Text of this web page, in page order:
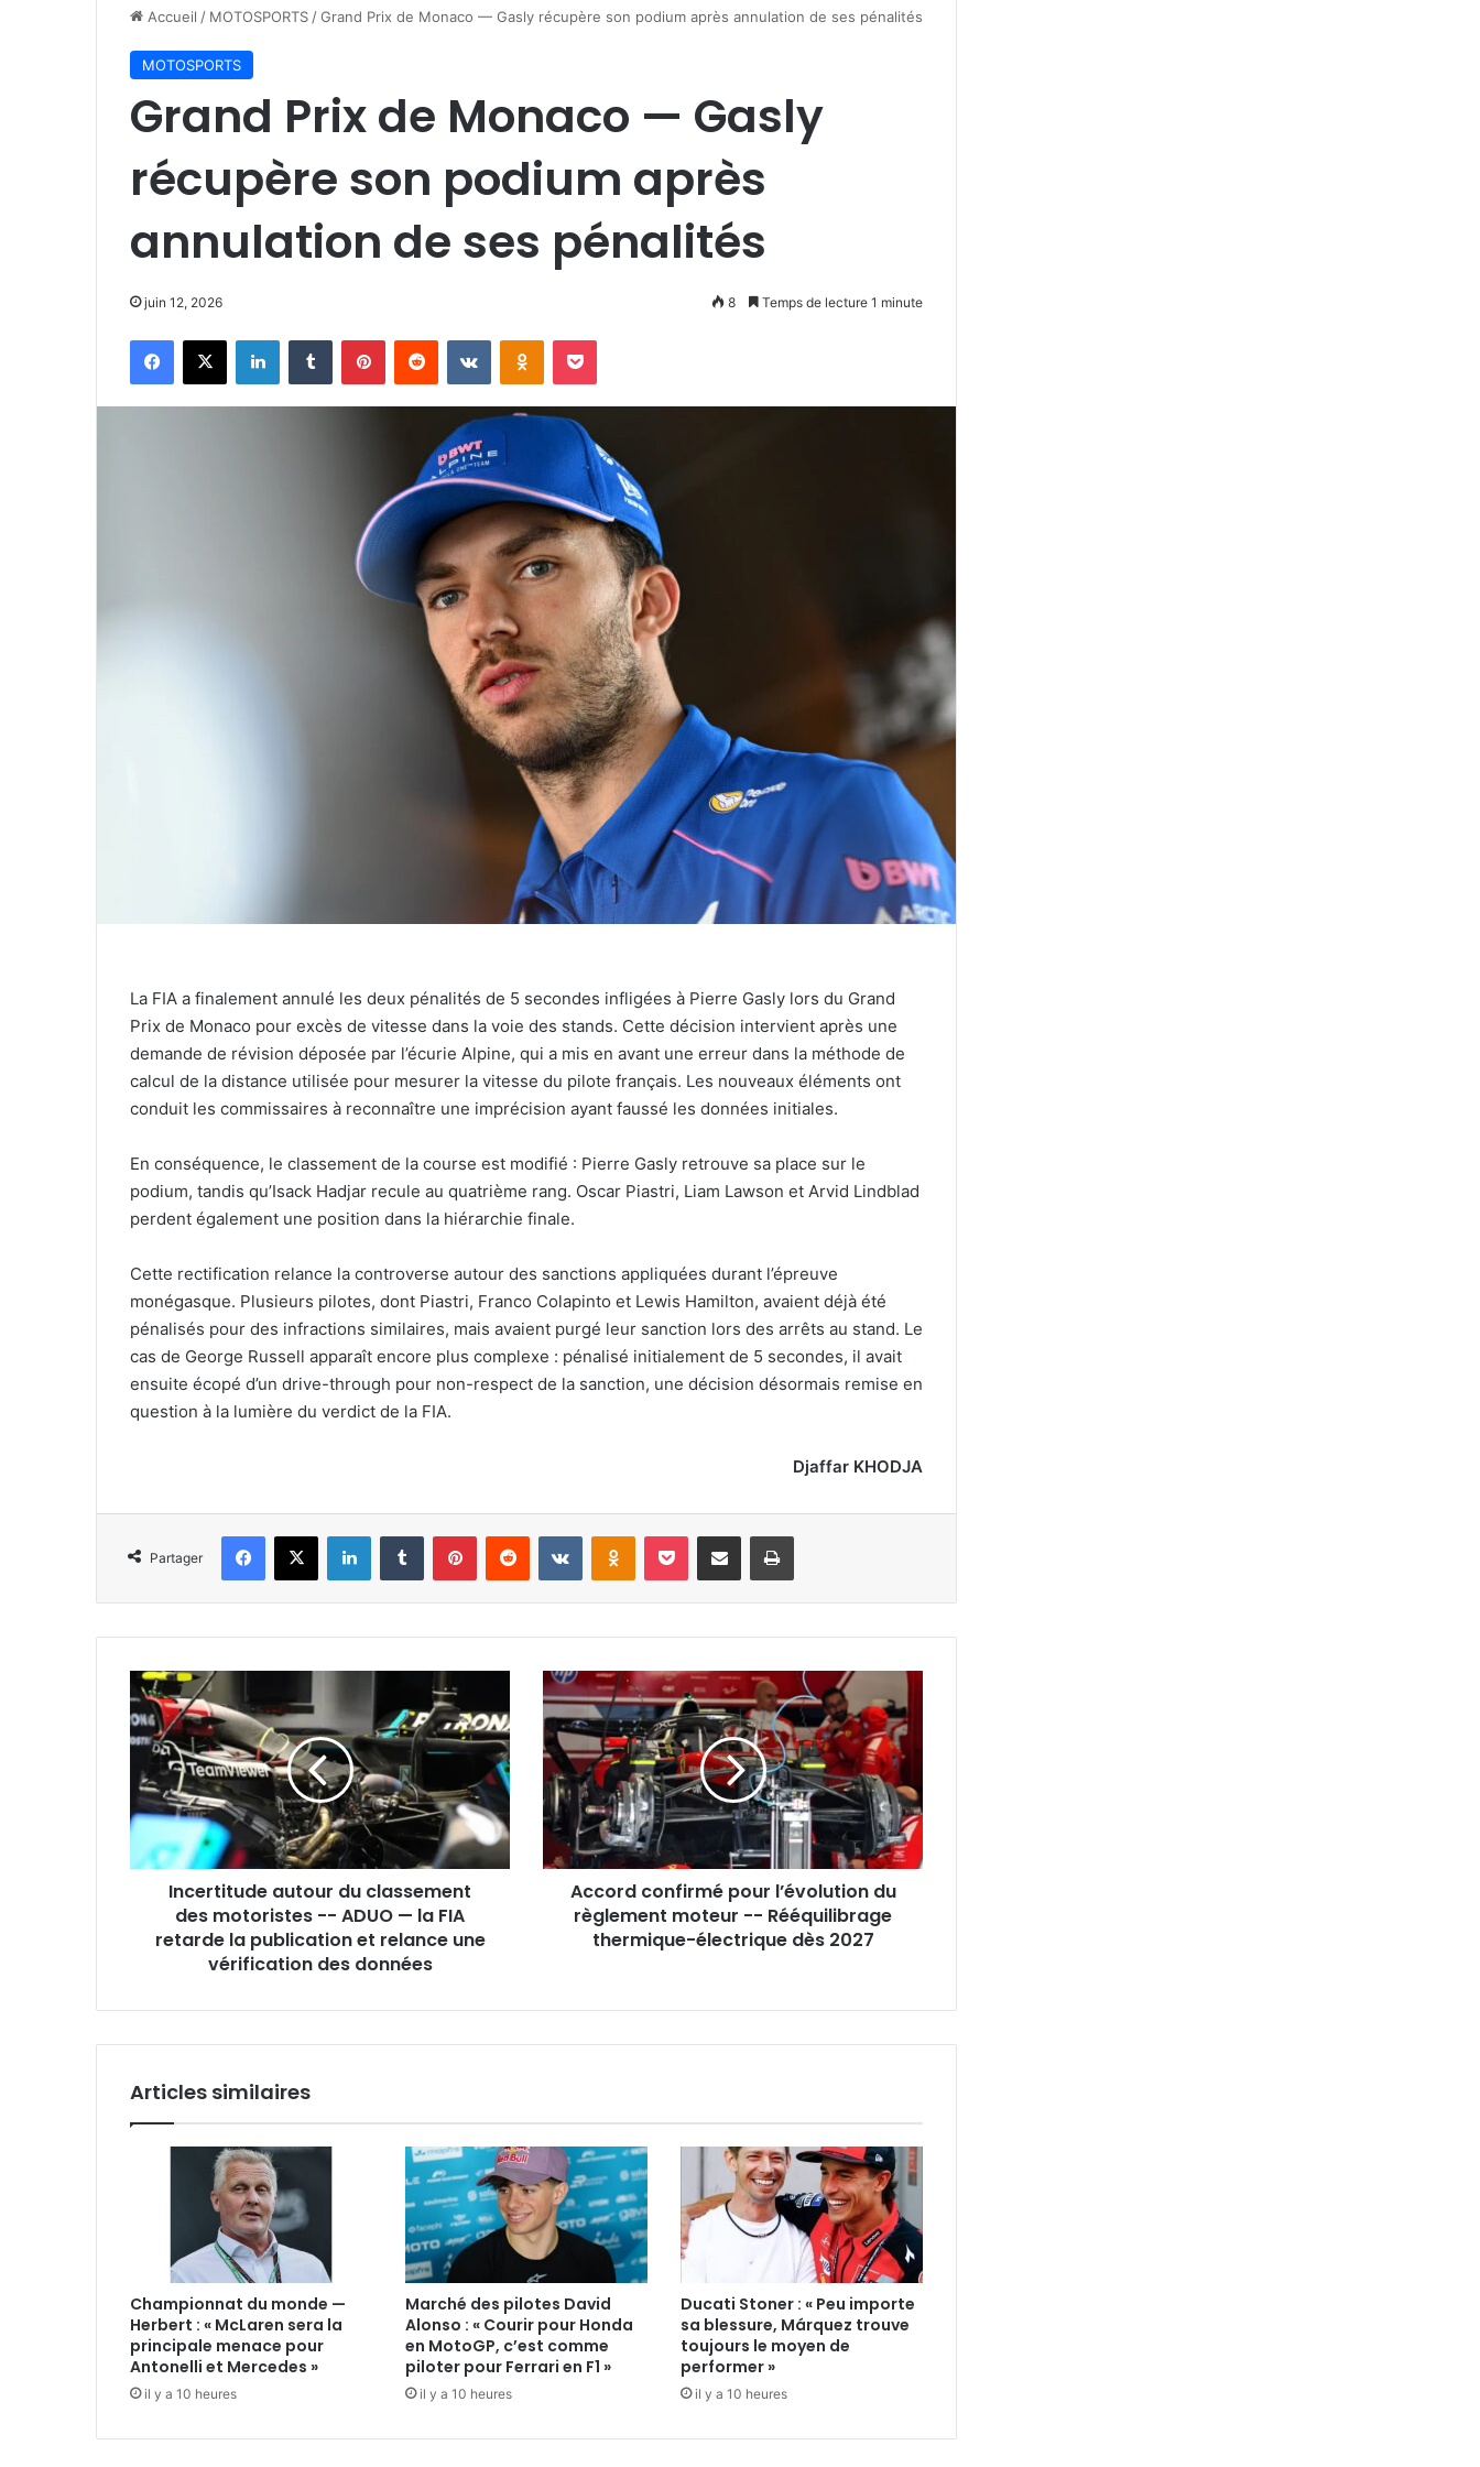
Accueil / MOTOSPORTS /Grand Prix de Monaco — Gasly récupère son podium après annulation de ses pénalités
MOTOSPORTS
Grand Prix de Monaco — Gasly
récupère son podium après
annulation de ses pénalités
juin 12, 2026 8 Temps de lecture 1 minute
Facebook
X LinkedinTumblr PinterestReddit VKontakteOdnoklassniki
Pocket
La FIA a finalement annulé les deux pénalités de 5 secondes infligées à Pierre Gasly lors du Grand
Prix de Monaco pour excès de vitesse dans la voie des stands. Cette décision intervient après une
demande de révision déposée par l’écurie Alpine, qui a mis en avant une erreur dans la méthode de
calcul de la distance utilisée pour mesurer la vitesse du pilote français. Les nouveaux éléments ont
conduit les commissaires à reconnaître une imprécision ayant faussé les données initiales.
En conséquence, le classement de la course est modifié : Pierre Gasly retrouve sa place sur le
podium, tandis qu’Isack Hadjar recule au quatrième rang. Oscar Piastri, Liam Lawson et Arvid Lindblad
perdent également une position dans la hiérarchie finale.
Cette rectification relance la controverse autour des sanctions appliquées durant l’épreuve
monégasque. Plusieurs pilotes, dont Piastri, Franco Colapinto et Lewis Hamilton, avaient déjà été
pénalisés pour des infractions similaires, mais avaient purgé leur sanction lors des arrêts au stand. Le
cas de George Russell apparaît encore plus complexe : pénalisé initialement de 5 secondes, il avait
ensuite écopé d’un drive-through pour non-respect de la sanction, une décision désormais remise en
question à la lumière du verdict de la FIA.
Djaffar KHODJA
Partager
Facebook
X LinkedinTumblr PinterestReddit VKontakteOdnoklassniki
Pocket Partager par email Imprimer
Incertitude
autour
du
classement
des
motoristes
-
ADUO
relance
vérification
des
données
Incertitude autour du classement
des motoristes -- ADUO — la FIA
retarde la publication et relance une
vérification des données
Accord
confirmé
pour
l’évolution
du
règlement
moteur
-
Rééquilibrage
thermique-
électrique
Accord confirmé pour l’évolution du
règlement moteur -- Rééquilibrage
thermique-électrique dès 2027
Articles similaires
Championnat du monde —
Herbert : « McLaren sera la
principale menace pour
Antonelli et Mercedes »
il y a 10 heures
Marché des pilotes David
Alonso : « Courir pour Honda
en MotoGP, c’est comme
piloter pour Ferrari en F1 »
il y a 10 heures
Ducati Stoner : « Peu importe
sa blessure, Márquez trouve
toujours le moyen de
performer »
il y a 10 heures